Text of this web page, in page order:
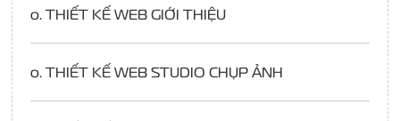
o. THIẾT KẾ WEB GIỚI THIỆU
o. THIẾT KẾ WEB STUDIO CHỤP ẢNH